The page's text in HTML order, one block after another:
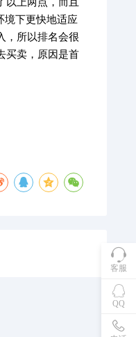
境下更快地适应
，所以排名会很
买卖，原因是首
客服
QQ